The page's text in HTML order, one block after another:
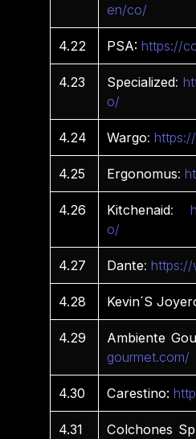
en/co/
4.22 PSA: https://
4.23 Specialized:
o/
4.24 Wargo:
4.25 Ergonomus:
4.26 Kitchenaid:
o/
4.27 Dante:https://
4.28 Kevin´S
4.29 Ambiente
gourmet.com/
4.30 Carestino:
4.31 Colchones